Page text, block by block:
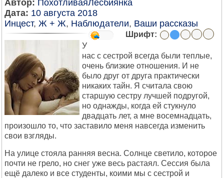
Автор: ПохотливаяЛесбиянка
Дата: 10 августа 2018
Инцест, Ж + Ж, Наблюдатели, Ваши рассказы
Шрифт:
У
нас с сестрой всегда были теплые,
очень близкие отношения. И не
было друг от друга практически
никаких тайн. Я считала свою
старшую сестру лучшей подругой,
но однажды, когда ей стукнуло
двадцать лет, а мне восемнадцать,
произошло то, что заставило меня навсегда изменить
свои взгляды.
На улице стояла ранняя весна. Солнце светило, которое
почти не грело, но снег уже весь растаял. Сессия была
ещё далеко и все студенты, коими мы с сестрой и